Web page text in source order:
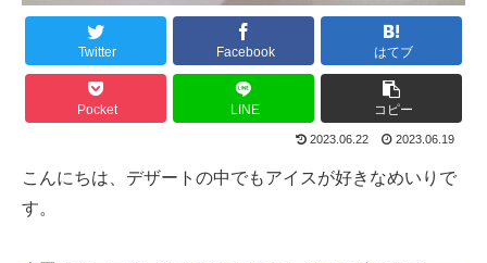
Twitter Facebook はてブ
Pocket LINE コピー
2023.06.22 2023.06.19
こんにちは、デザートの中でもアイスが好きなめいりで
す。